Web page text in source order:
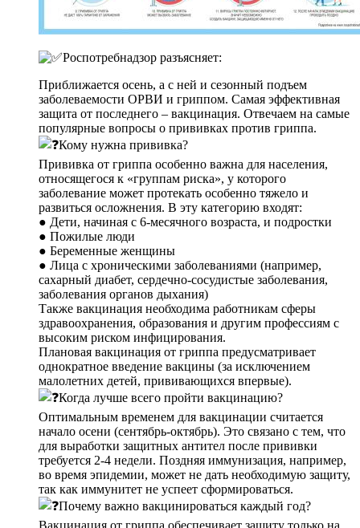
Роспотребнадзор разъясняет:
Приближается осень, а с ней и сезонный подъем
заболеваемости ОРВИ и гриппом. Самая эффективная
защита от последнего – вакцинация. Отвечаем на самые
популярные вопросы о прививках против гриппа.
Кому нужна прививка?
Прививка от гриппа особенно важна для населения,
относящегося к «группам риска», у которого
заболевание может протекать особенно тяжело и
развиться осложнения. В эту категорию входят:
● Дети, начиная с 6-месячного возраста, и подростки
● Пожилые люди
● Беременные женщины
● Лица с хроническими заболеваниями (например,
сахарный диабет, сердечно-сосудистые заболевания,
заболевания органов дыхания)
Также вакцинация необходима работникам сферы
здравоохранения, образования и другим профессиям с
высоким риском инфицирования.
Плановая вакцинация от гриппа предусматривает
однократное введение вакцины (за исключением
малолетних детей, прививающихся впервые).
Когда лучше всего пройти вакцинацию?
Оптимальным временем для вакцинации считается
начало осени (сентябрь-октябрь). Это связано с тем, что
для выработки защитных антител после прививки
требуется 2-4 недели. Поздняя иммунизация, например,
во время эпидемии, может не дать необходимую защиту,
так как иммунитет не успеет сформироваться.
Почему важно вакцинироваться каждый год?